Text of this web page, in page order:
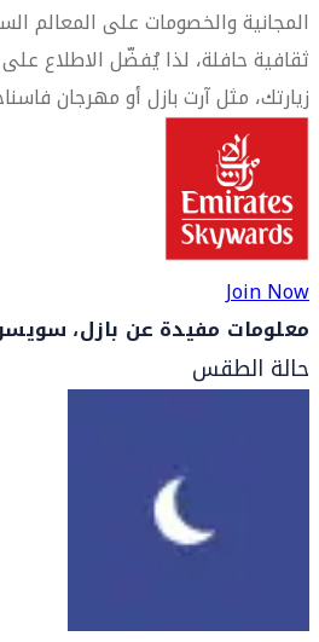
المجانية والخصومات على المعالم
ثقافية حافلة، لذا يُفضّل الاطلاع
زيارتك، مثل آرت بازل أو مهرجان
Join Now
معلومات مفيدة عن بازل،
حالة الطقس